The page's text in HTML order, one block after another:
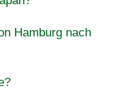
Hamburg nach